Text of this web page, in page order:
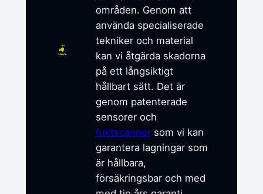
områden. Genom att
använda specialiserade
tekniker och material
kan vi åtgärda skadorna
på ett långsiktigt
hållbart sätt. Det är
genom patenterade
sensorer och
fuktscannersom vi kan
garantera lagningar som
är hållbara,
försäkringsbar och med